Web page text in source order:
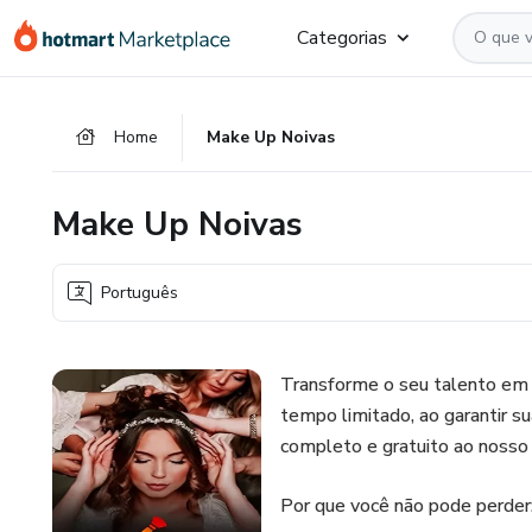
para
para
para
Categorias
Home Make Up Noivas
Make Up Noivas
Português
Transforme o seu talento em
tempo limitado, ao garantir
completo e gratuito ao
Por que você não pode